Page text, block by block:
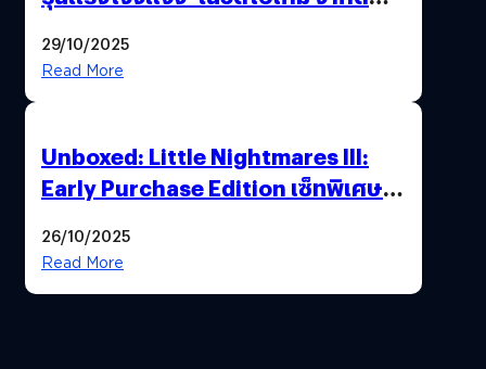
29/10/2025
Read More
Unboxed: Little Nightmares III:
Early Purchase Edition เซ็ทพิเศษที่
ไปด้วยกัน..เอาชนะทุกความเหงาและ
26/10/2025
Read More